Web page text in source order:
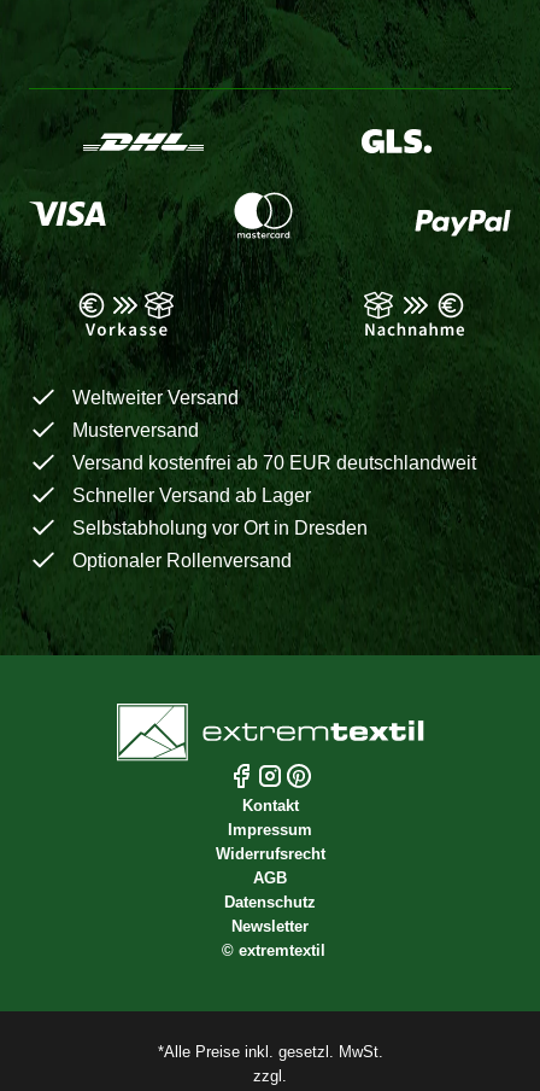
Weltweiter Versand
Musterversand
Versand kostenfrei ab 70 EUR deutschlandweit
Schneller Versand ab Lager
Selbstabholung vor Ort in Dresden
Optionaler Rollenversand
Kontakt
Impressum
Widerrufsrecht
AGB
Datenschutz
Newsletter
© extremtextil
*Alle Preise inkl. gesetzl. MwSt.
zzgl.